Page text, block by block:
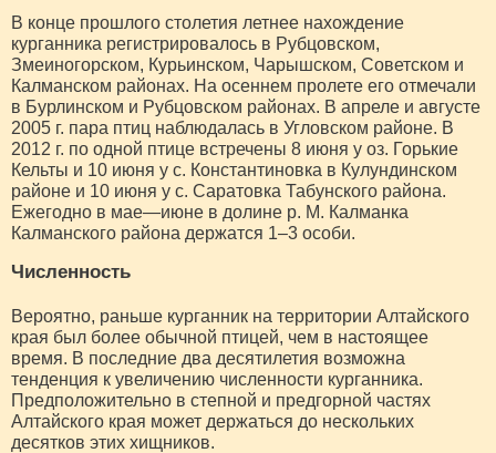
В конце прошлого столетия летнее нахождение
курганника регистрировалось в Рубцовском,
Змеиногорском, Курьинском, Чарышском, Советском и
Калманском районах. На осеннем пролете его отмечали
в Бурлинском и Рубцовском районах. В апреле и августе
2005 г. пара птиц наблюдалась в Угловском районе. В
2012 г. по одной птице встречены 8 июня у оз. Горькие
Кельты и 10 июня у с. Константиновка в Кулундинском
районе и 10 июня у с. Саратовка Табунского района.
Ежегодно в мае—июне в долине р. М. Калманка
Калманского района держатся 1–3 особи.
Численность
Вероятно, раньше курганник на территории Алтайского
края был более обычной птицей, чем в настоящее
время. В последние два десятилетия возможна
тенденция к увеличению численности курганника.
Предположительно в степной и предгорной частях
Алтайского края может держаться до нескольких
десятков этих хищников.